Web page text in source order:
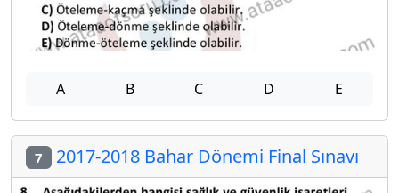
A B C D E
7 2017-2018 Bahar Dönemi Final Sınavı